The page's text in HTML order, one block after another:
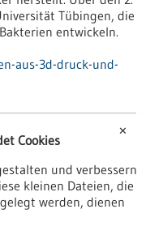
Tübingen, die
entwickeln.
aus-3d-druck-und-
gegen Blutkrebs
nicht
✕
Cookies
und verbessern
kleinen Dateien, die
werden, dienen